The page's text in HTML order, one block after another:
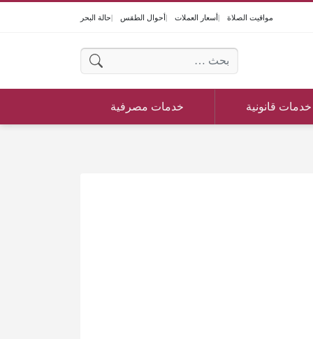
مواقيت الصلاة أسعار العملات أحوال الطقس حالة البحر
البحث عن:
خدمات قانونية خدمات مصرفية